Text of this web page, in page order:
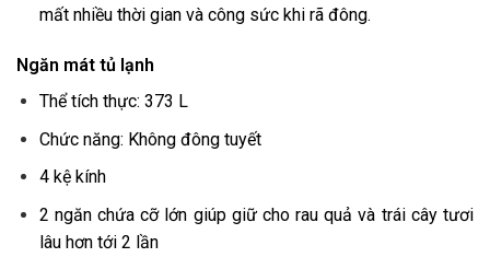
mất nhiều thời gian và công sức khi rã đông.
Ngăn mát tủ lạnh
Thể tích thực: 373 L
Chức năng: Không đông tuyết
4 kệ kính
2 ngăn chứa cỡ lớn giúp giữ cho rau quả và trái cây tươi
lâu hơn tới 2 lần